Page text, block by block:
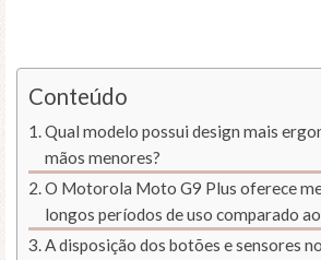
Conteúdo
Qual modelo possui design mais
mãos menores?
O Motorola Moto G9 Plus oferece
longos períodos de uso comparado ao
A disposição dos botões e sensores